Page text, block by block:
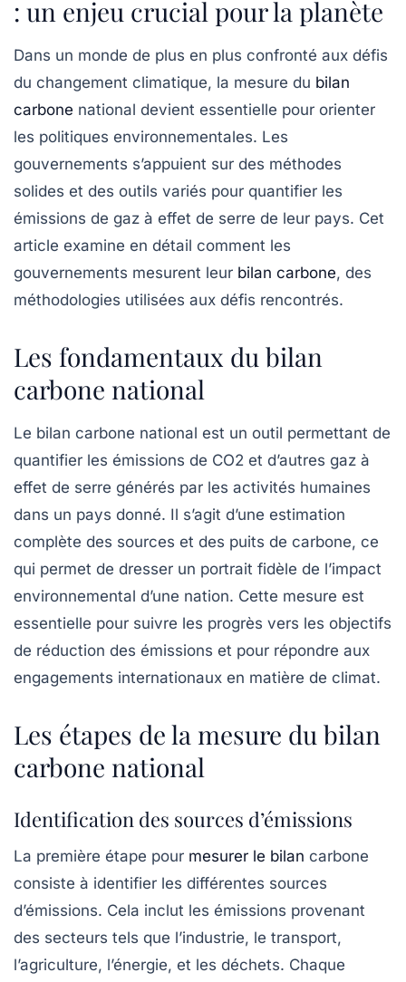
: un enjeu crucial pour la planète
Dans un monde de plus en plus confronté aux défis
du changement climatique, la mesure du bilan
carbone national devient essentielle pour orienter
les politiques environnementales. Les
gouvernements s’appuient sur des méthodes
solides et des outils variés pour quantifier les
émissions de gaz à effet de serre de leur pays. Cet
article examine en détail comment les
gouvernements mesurent leur bilan carbone, des
méthodologies utilisées aux défis rencontrés.
Les fondamentaux du bilan
carbone national
Le bilan carbone national est un outil permettant de
quantifier les émissions de CO2 et d’autres gaz à
effet de serre générés par les activités humaines
dans un pays donné. Il s’agit d’une estimation
complète des sources et des puits de carbone, ce
qui permet de dresser un portrait fidèle de l’impact
environnemental d’une nation. Cette mesure est
essentielle pour suivre les progrès vers les objectifs
de réduction des émissions et pour répondre aux
engagements internationaux en matière de climat.
Les étapes de la mesure du bilan
carbone national
Identification des sources d’émissions
La première étape pour mesurer le bilan carbone
consiste à identifier les différentes sources
d’émissions. Cela inclut les émissions provenant
des secteurs tels que l’industrie, le transport,
l’agriculture, l’énergie, et les déchets. Chaque